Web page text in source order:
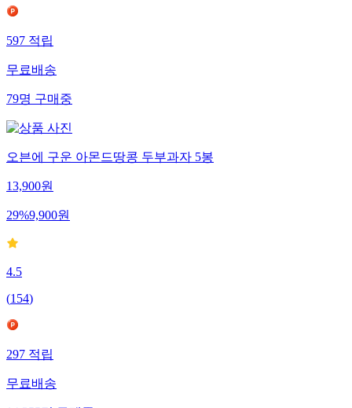
597적립
무료배송
79명구매중
오븐에 구운 아몬드땅콩 두부과자 5봉
13,900원
29%9,900원
4.5
(154)
297적립
무료배송